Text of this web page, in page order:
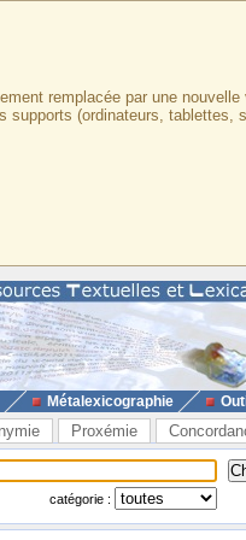
remplacée par une nouvelle
supports (ordinateurs, tablettes,
Métalexicographie
Proxémie
catégorie :